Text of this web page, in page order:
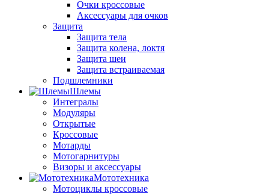
Очки кроссовые
Аксессуары для очков
Защита
Защита тела
Защита колена, локтя
Защита шеи
Защита встраиваемая
Подшлемники
Шлемы
Интегралы
Модуляры
Открытые
Кроссовые
Мотарды
Мотогарнитуры
Визоры и аксессуары
Мототехника
Мотоциклы кроссовые